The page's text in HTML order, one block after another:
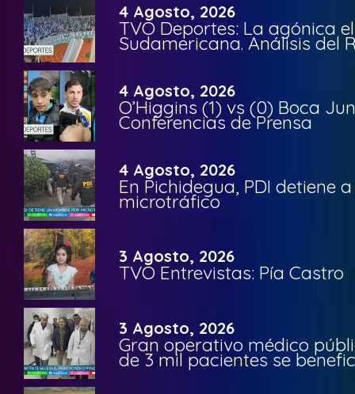
4 Agosto, 2026
TVO Deportes: La agónica
Sudamericana. Análisis del
4 Agosto, 2026
O’Higgins (1) vs (0) Boca
Conferencias de Prensa
4 Agosto, 2026
En Pichidegua, PDI detiene
microtráfico
3 Agosto, 2026
TVO Entrevistas: Pía Castro
3 Agosto, 2026
Gran operativo médico
de 3 mil pacientes se